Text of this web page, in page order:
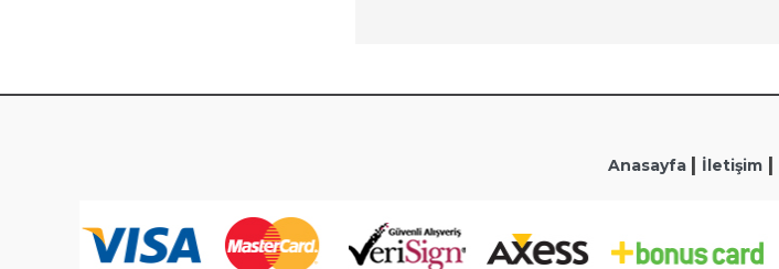
Anasayfa | İletişim|